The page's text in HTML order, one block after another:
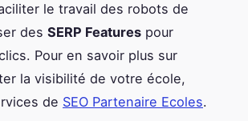
le travail des robots de
des SERP Features pour
Pour en savoir plus sur
la visibilité de votre école,
de SEO Partenaire Ecoles.